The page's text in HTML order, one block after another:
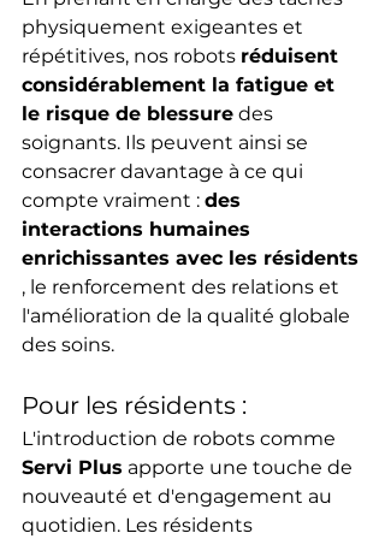
physiquement exigeantes et
répétitives, nos robots réduisent
considérablement la fatigue et
le risque de blessure des
soignants. Ils peuvent ainsi se
consacrer davantage à ce qui
compte vraiment : des
interactions humaines
enrichissantes avec les résidents
, le renforcement des relations et
l'amélioration de la qualité globale
des soins.
Pour les résidents :
L'introduction de robots comme
Servi Plus apporte une touche de
nouveauté et d'engagement au
quotidien. Les résidents